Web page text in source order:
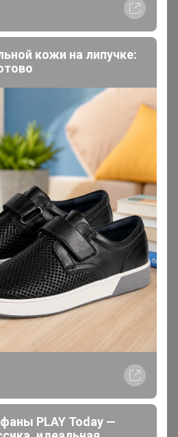
300гр (пакет-
Орг.
41,2р
Доставка 20р
кожи на липучке:
PLAY Today —